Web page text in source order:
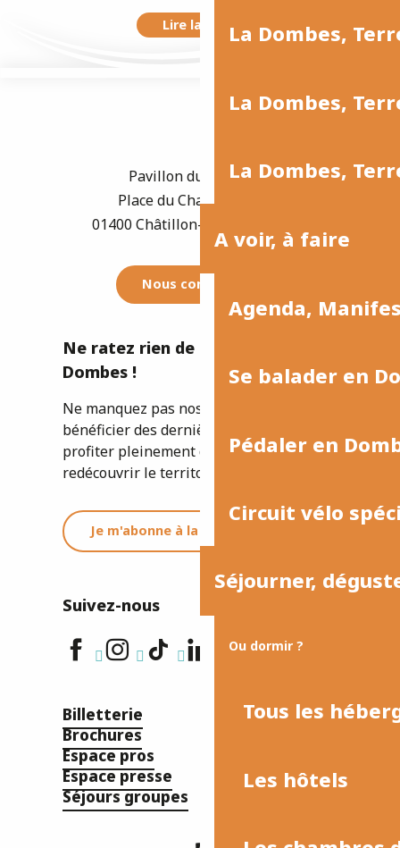
La Dombes,
La Dombes,
La Dombes,
A voir, à faire
Agenda,
Se balader en
Pédaler en
Circuit vélo
Séjourner,
Ou dormir ?
Tous les
Les hôtels
Lire la suite
Pavillon du Tourisme
Place du Champ de Foire
01400 Châtillon-sur-Chalaronne
Nous contacter
Ne ratez rien de l'actualité de la
Dombes !
Ne manquez pas nos newsletters pour
bénéficier des dernières informations et
profiter pleinement de votre séjour ou
redécouvrir le territoire.
Je m'abonne à la newsletter
Suivez-nous
Billetterie
Brochures
Espace pros
Espace presse
Séjours groupes